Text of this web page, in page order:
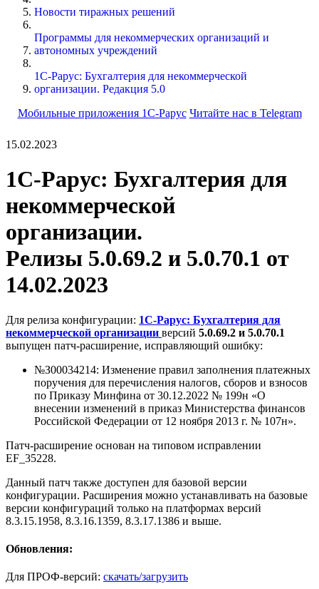
Новости тиражных решений
Программы для некоммерческих организаций и
автономных учреждений
1С-Рарус: Бухгалтерия для некоммерческой
организации. Редакция 5.0
Мобильные приложения 1С-Рарус Читайте нас в Telegram
15.02.2023
1С-Рарус: Бухгалтерия для
некоммерческой
организации.
Релизы 5.0.69.2 и 5.0.70.1 от
14.02.2023
Для релиза конфигурации: 1С-Рарус: Бухгалтерия для
некоммерческой организации версий 5.0.69.2 и 5.0.70.1
выпущен патч-расширение, исправляющий ошибку:
№З00034214: Изменение правил заполнения платежных
поручения для перечисления налогов, сборов и взносов
по Приказу Минфина от 30.12.2022 № 199н «О
внесении изменений в приказ Министерства финансов
Российской Федерации от 12 ноября 2013 г. № 107н».
Патч-расширение основан на типовом исправлении
EF_35228.
Данный патч также доступен для базовой версии
конфигурации. Расширения можно устанавливать на базовые
версии конфигураций только на платформах версий
8.3.15.1958, 8.3.16.1359, 8.3.17.1386 и выше.
Обновления:
Для ПРОФ-версий: скачать/загрузить